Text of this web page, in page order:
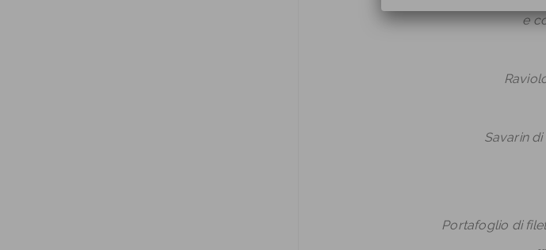
e
Savarin
Portafoglio di